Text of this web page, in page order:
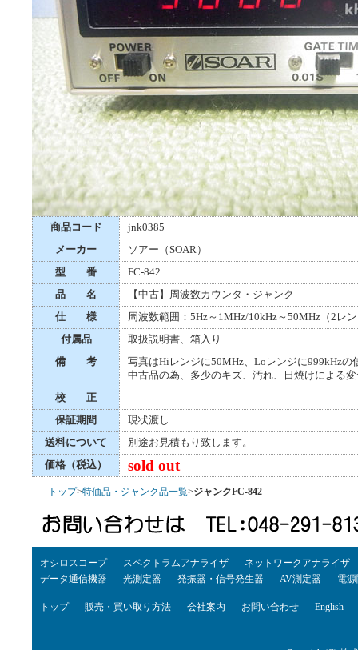
商品コード
jnk0385
メーカー
ソアー（SOAR）
型 番
FC-842
品 名
【中古】周波数カウンタ・ジャンク
仕 様
周波数範囲：5Hz～1MHz/10kHz～50MHz（2レ
付属品
取扱説明書、箱入り
備 考
写真はHiレンジに50MHz、Loレンジに999kHz
中古品の為、多少のキズ、汚れ、日焼けによる
校 正
保証期間
現状渡し
送料について
別途お見積もり致します。
価格（税込）
sold out
トップ>特価品・ジャンク品一覧>ジャンクFC-842
オシロスコープ スペクトラムアナライザ
ネットワークアナライザ
データ通信機器
光測定器 発振器・信号発生器 AV測定器 電
トップ 販売・買い取り方法 会社案内 お問い合わせ English